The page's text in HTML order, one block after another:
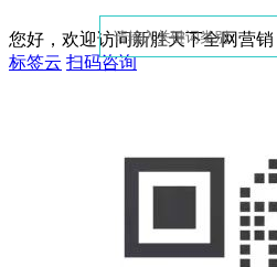
您好，欢迎访问新胜天下全网营
标签云 扫码咨询